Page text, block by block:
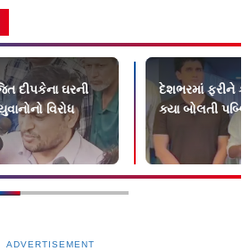
દીપકેના ઘરની
વિરોધ
દેશભરમાં ફરીને
ક્યા બોલતી
ADVERTISEMENT